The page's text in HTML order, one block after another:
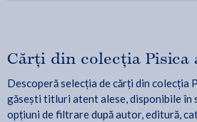
Cărți din colecția Pisica
Descoperă selecția de cărți din colecția
găsești titluri atent alese, disponibile în
opțiuni de filtrare după autor, editură,